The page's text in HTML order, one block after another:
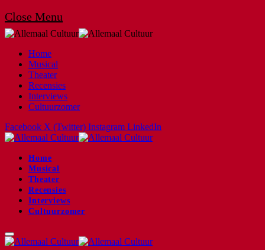
Close Menu
Home
Musical
Theater
Recensies
Interviews
Cultuurzomer
Facebook X (Twitter) Instagram LinkedIn
Home
Musical
Theater
Recensies
Interviews
Cultuurzomer